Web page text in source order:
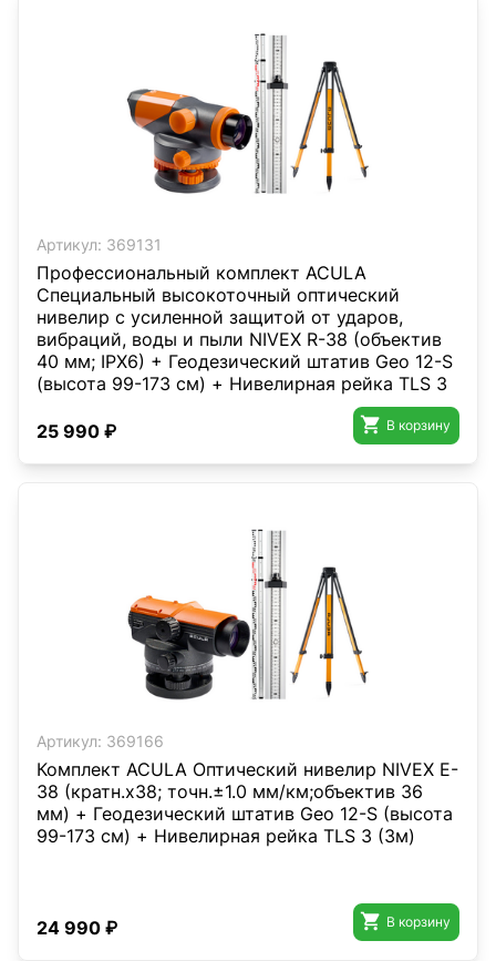
Артикул: 369131
Профессиональный комплект ACULA
Специальный высокоточный оптический
нивелир с усиленной защитой от ударов,
вибраций, воды и пыли NIVEX R-38 (объектив
40 мм; IPX6) + Геодезический штатив Geo 12-S
(высота 99-173 см) + Нивелирная рейка TLS 3
25 990 ₽
 В корзину
Артикул: 369166
Комплект ACULA Оптический нивелир NIVEX E-
38 (кратн.х38; точн.±1.0 мм/км;объектив 36
мм) + Геодезический штатив Geo 12-S (высота
99-173 см) + Нивелирная рейка TLS 3 (3м)
24 990 ₽  В корзину